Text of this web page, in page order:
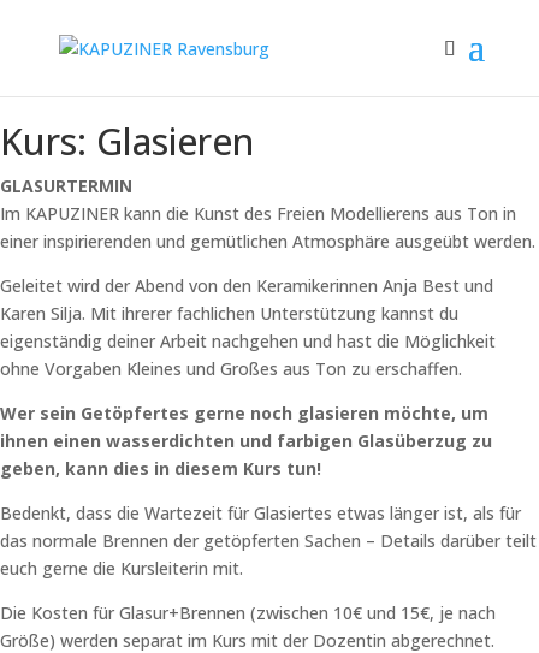
Kurs: Glasieren
GLASURTERMIN
Im KAPUZINER kann die Kunst des Freien Modellierens aus Ton in
einer inspirierenden und gemütlichen Atmosphäre ausgeübt werden.
Geleitet wird der Abend von den Keramikerinnen Anja Best und
Karen Silja. Mit ihrerer fachlichen Unterstützung kannst du
eigenständig deiner Arbeit nachgehen und hast die Möglichkeit
ohne Vorgaben Kleines und Großes aus Ton zu erschaffen.
Wer sein Getöpfertes gerne noch glasieren möchte, um
ihnen einen wasserdichten und farbigen Glasüberzug zu
geben, kann dies in diesem Kurs tun!
Bedenkt, dass die Wartezeit für Glasiertes etwas länger ist, als für
das normale Brennen der getöpferten Sachen – Details darüber teilt
euch gerne die Kursleiterin mit.
Die Kosten für Glasur+Brennen (zwischen 10€ und 15€, je nach
Größe) werden separat im Kurs mit der Dozentin abgerechnet.